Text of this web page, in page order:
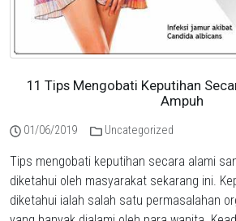
11 Tips Mengobati Keputihan
Ampuh
01/06/2019 Uncategorized
Tips mengobati keputihan secara alami
diketahui oleh masyarakat sekarang ini.
diketahui ialah salah satu permasalahan